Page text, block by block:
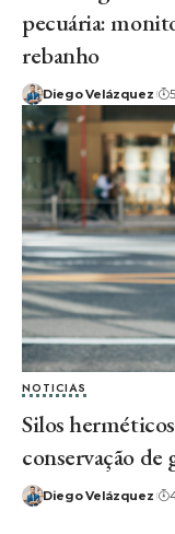
pecuária:
rebanho
Diego Velázquez
NOTICIAS
Silos
conservação
Diego Velázquez